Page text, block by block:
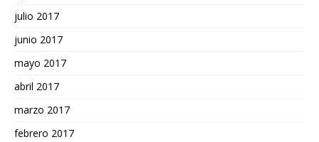
julio 2017
junio 2017
mayo 2017
abril 2017
marzo 2017
febrero 2017